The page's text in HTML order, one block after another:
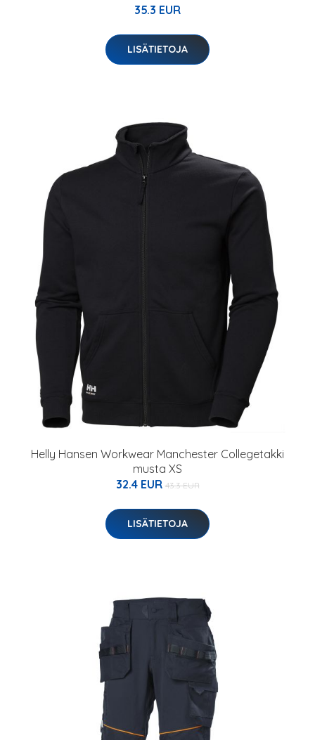
35.3 EUR
LISÄTIETOJA
Helly Hansen Workwear Manchester Collegetakki
musta XS
32.4 EUR 43.3 EUR
LISÄTIETOJA